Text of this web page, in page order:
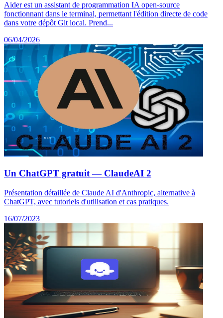
Aider est un assistant de programmation IA open-source
fonctionnant dans le terminal, permettant l'édition directe de code
dans votre dépôt Git local. Prend...
06/04/2026
Un ChatGPT gratuit — ClaudeAI 2
Présentation détaillée de Claude AI d'Anthropic, alternative à
ChatGPT, avec tutoriels d'utilisation et cas pratiques.
16/07/2023